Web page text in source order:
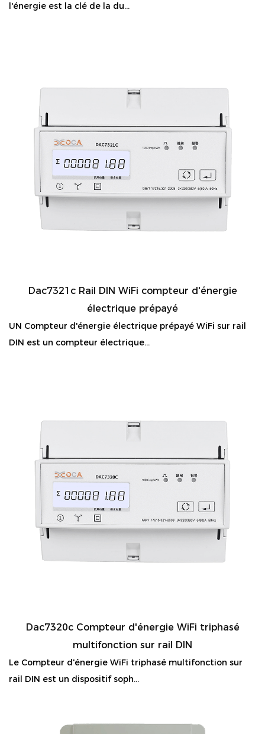
l'énergie est la clé de la du...
Dac7321c Rail DIN WiFi compteur d'énergie
électrique prépayé
UN Compteur d'énergie électrique prépayé WiFi sur rail
DIN est un compteur électrique...
Dac7320c Compteur d'énergie WiFi triphasé
multifonction sur rail DIN
Le Compteur d'énergie WiFi triphasé multifonction sur
rail DIN est un dispositif soph...